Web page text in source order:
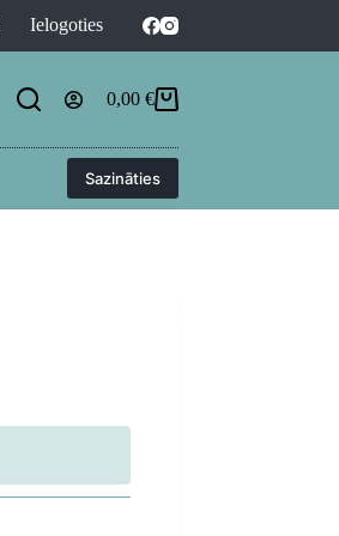
Ielogoties
Shopping
0,00 €
Sazināties